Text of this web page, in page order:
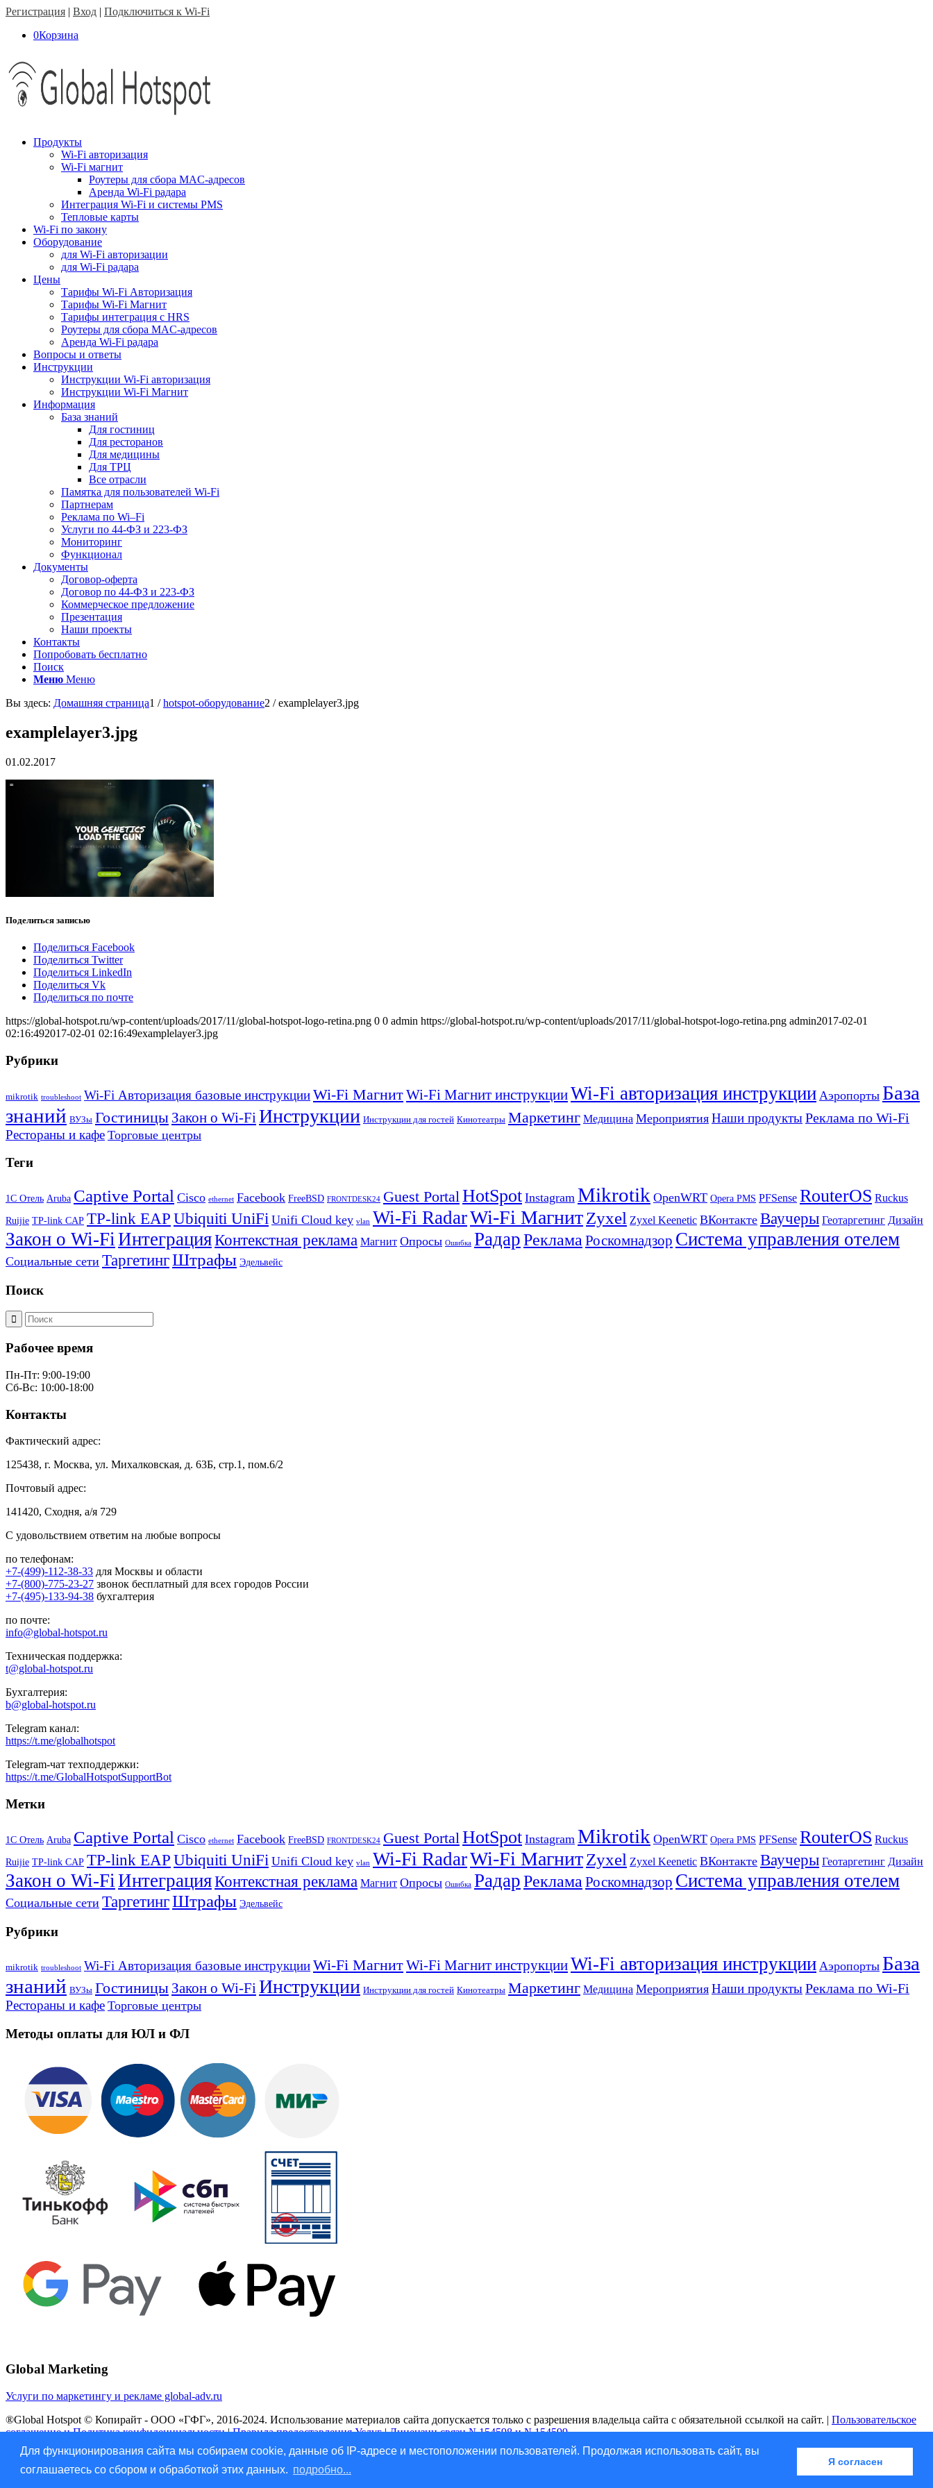
Для функционирования сайта мы собираем cookie, данные об IP-адресе и местоположении пользователей. Продолжая использовать сайт, вы
соглашаетесь со сбором и обработкой этих данных. подробно...
Я согласен
Регистрация | Вход | Подключиться к Wi-Fi
0Корзина
Продукты
Wi-Fi авторизация
Wi-Fi магнит
Роутеры для сбора MAC-адресов
Аренда Wi-Fi радара
Интеграция Wi-Fi и системы PMS
Тепловые карты
Wi-Fi по закону
Оборудование
для Wi-Fi авторизации
для Wi-Fi радара
Цены
Тарифы Wi-Fi Авторизация
Тарифы Wi-Fi Магнит
Тарифы интеграция с HRS
Роутеры для сбора MAC-адресов
Аренда Wi-Fi радара
Вопросы и ответы
Инструкции
Инструкции Wi-Fi авторизация
Инструкции Wi-Fi Магнит
Информация
База знаний
Для гостиниц
Для ресторанов
Для медицины
Для ТРЦ
Все отрасли
Памятка для пользователей Wi-Fi
Партнерам
Реклама по Wi–Fi
Услуги по 44-ФЗ и 223-ФЗ
Мониторинг
Функционал
Документы
Договор-оферта
Договор по 44-ФЗ и 223-ФЗ
Коммерческое предложение
Презентация
Наши проекты
Контакты
Попробовать бесплатно
Поиск
Меню Меню
Вы здесь: Домашняя страница1 / hotspot-оборудование2 / examplelayer3.jpg
examplelayer3.jpg
01.02.2017
Поделиться записью
Поделиться Facebook
Поделиться Twitter
Поделиться LinkedIn
Поделиться Vk
Поделиться по почте
https://global-hotspot.ru/wp-content/uploads/2017/11/global-hotspot-logo-retina.png 0 0 admin https://global-hotspot.ru/wp-content/uploads/2017/11/global-hotspot-logo-retina.png admin2017-02-01
02:16:492017-02-01 02:16:49examplelayer3.jpg
Рубрики
mikrotik troubleshoot Wi-Fi Авторизация базовые инструкцииWi-Fi МагнитWi-Fi Магнит инструкцииWi-Fi авторизация инструкции Аэропорты База
знаний ВУЗы Гостиницы Закон о Wi-Fi Инструкции Инструкции для гостей Кинотеатры Маркетинг Медицина Мероприятия Наши продуктыРеклама по Wi-Fi
Рестораны и кафе Торговые центры
Теги
1С Отель Aruba Captive Portal Cisco ethernet Facebook FreeBSD FRONTDESK24 Guest PortalHotSpot Instagram Mikrotik OpenWRT Opera PMS PFSense RouterOS Ruckus
Ruijie TP-link CAP TP-link EAP Ubiquiti UniFi Unifi Cloud key vlan Wi-Fi RadarWi-Fi МагнитZyxel Zyxel Keenetic ВКонтакте Ваучеры Геотаргетинг Дизайн
Закон о Wi-FiИнтеграцияКонтекстная реклама Магнит Опросы Ошибка РадарРеклама Роскомнадзор Система управления отелем
Социальные сети ТаргетингШтрафы Эдельвейс
Поиск
Рабочее время
Пн-Пт: 9:00-19:00
Сб-Вс: 10:00-18:00
Контакты
Фактический адрес:
125438, г. Москва, ул. Михалковская, д. 63Б, стр.1, пом.6/2
Почтовый адрес:
141420, Сходня, а/я 729
С удовольствием ответим на любые вопросы
по телефонам:
+7-(499)-112-38-33 для Москвы и области
+7-(800)-775-23-27 звонок бесплатный для всех городов России
+7-(495)-133-94-38 бухгалтерия
по почте:
info@global-hotspot.ru
Техническая поддержка:
t@global-hotspot.ru
Бухгалтерия:
b@global-hotspot.ru
Telegram канал:
https://t.me/globalhotspot
Telegram-чат техподдержки:
https://t.me/GlobalHotspotSupportBot
Метки
1С Отель Aruba Captive Portal Cisco ethernet Facebook FreeBSD FRONTDESK24 Guest Portal HotSpot Instagram Mikrotik OpenWRT Opera PMS PFSense RouterOS Ruckus
Ruijie TP-link CAP TP-link EAP Ubiquiti UniFi Unifi Cloud key vlan Wi-Fi RadarWi-Fi МагнитZyxel Zyxel Keenetic ВКонтакте Ваучеры Геотаргетинг Дизайн
Закон о Wi-Fi ИнтеграцияКонтекстная реклама Магнит Опросы Ошибка РадарРеклама Роскомнадзор Система управления отелем
Социальные сети ТаргетингШтрафы Эдельвейс
Рубрики
mikrotik troubleshoot Wi-Fi Авторизация базовые инструкцииWi-Fi МагнитWi-Fi Магнит инструкцииWi-Fi авторизация инструкции Аэропорты База
знаний ВУЗы Гостиницы Закон о Wi-FiИнструкции Инструкции для гостей Кинотеатры Маркетинг Медицина Мероприятия Наши продуктыРеклама по Wi-Fi
Рестораны и кафе Торговые центры
Методы оплаты для ЮЛ и ФЛ
Global Marketing
Услуги по маркетингу и рекламе global-adv.ru
®Global Hotspot © Копирайт - ООО «ГФГ», 2016-2024. Использование материалов сайта допускается только с разрешения владельца сайта с обязательной ссылкой на сайт. | Пользовательское
соглашение и Политика конфиденциальности|Правила предоставления Услуг|Лицензии связи №154598 и №154599
Vk